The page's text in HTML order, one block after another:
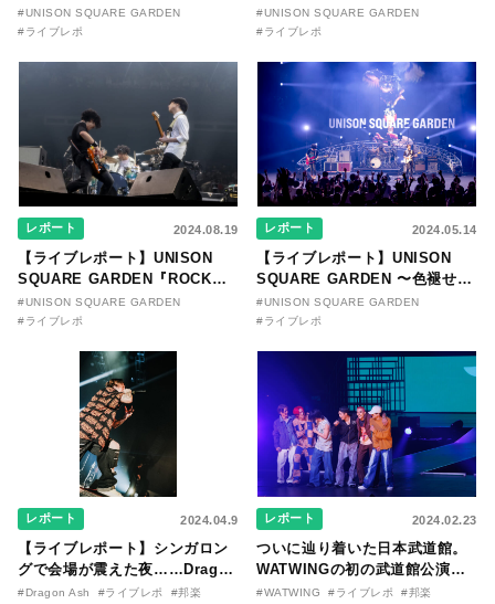
歌小屋』
#UNISON SQUARE GARDEN
#ライブレポ
トラを観にいこう』
#UNISON SQUARE GARDEN
#ライブレポ
レポート 2024.08.19
【ライブレポート】UNISON
SQUARE GARDEN『ROCK
BAND is fun』
#UNISON SQUARE GARDEN
#ライブレポ
レポート 2024.05.14
【ライブレポート】UNISON
SQUARE GARDEN 〜色褪せな
いロックサウンドが鳴り響いた
一夜
#UNISON SQUARE GARDEN
#ライブレポ
レポート 2024.04.9
【ライブレポート】シンガロン
グで会場が震えた夜……Dragon
Ashのライブハウスツアー東京
#Dragon Ash #ライブレポ #邦楽
レポート 2024.02.23
ついに辿り着いた日本武道館。
WATWINGの初の武道館公演を
観た！
#WATWING #ライブレポ #邦楽